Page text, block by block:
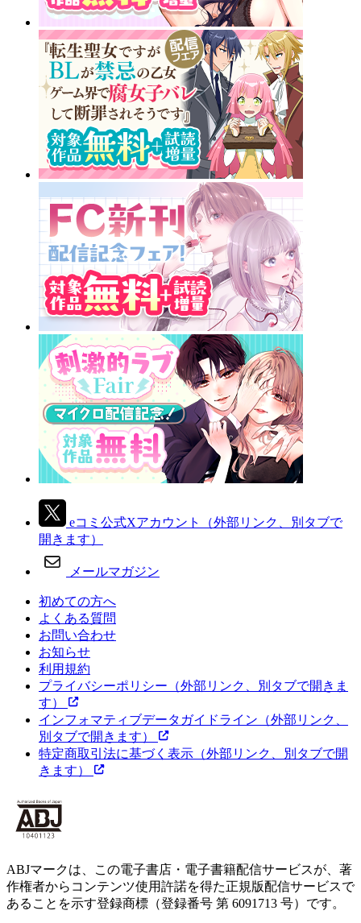
eコミ公式Xアカウント
（外部リンク、別タブで
開きます）
メールマガジン
初めての方へ
よくある質問
お問い合わせ
お知らせ
利用規約
プライバシーポリシー （外部リンク、別タブで開きま
す）
インフォマティブデータガイドライン （外部リンク、
別タブで開きます）
特定商取引法に基づく表示 （外部リンク、別タブで開
きます）
ABJマークは、この電子書店・電子書籍配信サービスが、著
作権者からコンテンツ使用許諾を得た正規版配信サービスで
あることを示す登録商標（登録番号 第 6091713 号）です。